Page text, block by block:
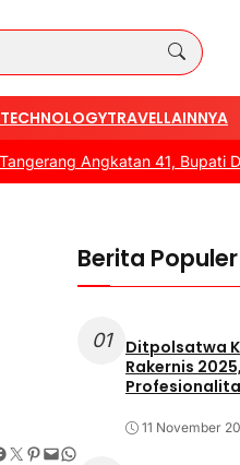
TECHNOLOGYTRAVELLAINNYA
Angkatan 41, Bupati Dorong
Twitter Pinterest Mail WhatsApp
Berita Populer
01
Ditpolsatwa
Rakernis
11 November